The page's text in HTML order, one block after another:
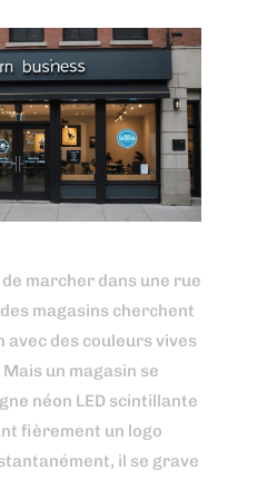
marcher dans une rue
magasins cherchent
des couleurs vives
un magasin se
néon LED scintillante
fièrement un logo
il se grave